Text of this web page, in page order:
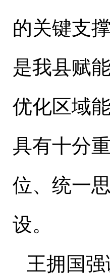
的关键支
是我县赋
优化区域
具有十分
位、统一
设。
王拥国